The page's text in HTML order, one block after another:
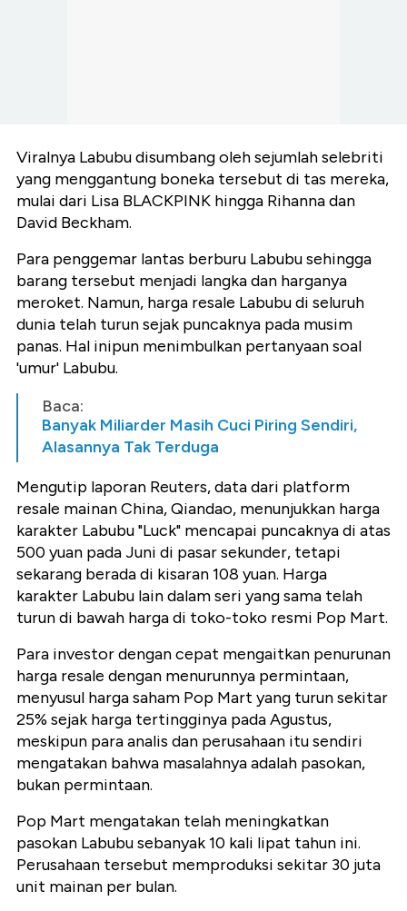
Viralnya Labubu disumbang oleh sejumlah selebriti
yang menggantung boneka tersebut di tas mereka,
mulai dari Lisa BLACKPINK hingga Rihanna dan
David Beckham.
Para penggemar lantas berburu Labubu sehingga
barang tersebut menjadi langka dan harganya
meroket. Namun, harga resale Labubu di seluruh
dunia telah turun sejak puncaknya pada musim
panas. Hal inipun menimbulkan pertanyaan soal
'umur' Labubu.
Baca:
Banyak Miliarder Masih Cuci Piring Sendiri,
Alasannya Tak Terduga
Mengutip laporan Reuters, data dari platform
resale mainan China, Qiandao, menunjukkan harga
karakter Labubu "Luck" mencapai puncaknya di atas
500 yuan pada Juni di pasar sekunder, tetapi
sekarang berada di kisaran 108 yuan. Harga
karakter Labubu lain dalam seri yang sama telah
turun di bawah harga di toko-toko resmi Pop Mart.
Para investor dengan cepat mengaitkan penurunan
harga resale dengan menurunnya permintaan,
menyusul harga saham Pop Mart yang turun sekitar
25% sejak harga tertingginya pada Agustus,
meskipun para analis dan perusahaan itu sendiri
mengatakan bahwa masalahnya adalah pasokan,
bukan permintaan.
Pop Mart mengatakan telah meningkatkan
pasokan Labubu sebanyak 10 kali lipat tahun ini.
Perusahaan tersebut memproduksi sekitar 30 juta
unit mainan per bulan.